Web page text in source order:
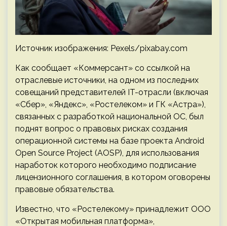
Источник изображения: Pexels/pixabay.com
Как сообщает «Коммерсант» со ссылкой на
отраслевые источники, на одном из последних
совещаний представителей IT-отрасли (включая
«Сбер», «Яндекс», «Ростелеком» и ГК «Астра»),
связанных с разработкой национальной ОС, был
поднят вопрос о правовых рисках создания
операционной системы на базе проекта Android
Open Source Project (AOSP), для использования
наработок которого необходимо подписание
лицензионного соглашения, в котором оговорены
правовые обязательства.
Известно, что «Ростелекому» принадлежит ООО
«Открытая мобильная платформа»,